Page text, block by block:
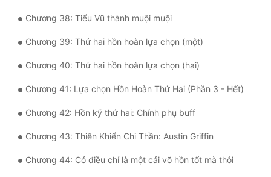
Điềm ĐạmChương 38: Tiểu Vũ thành muội muội
Chương 39: Thứ hai hồn hoàn lựa chọn (một)
Chương 40: Thứ hai hồn hoàn lựa chọn (hai)
Chương 41: Lựa chọn Hồn Hoàn Thứ Hai (Phần 3 - Hết)
Chương 42: Hồn kỹ thứ hai: Chính phụ buff
Chương 43: Thiên Khiển Chi Thần: Austin Griffin
Chương 44: Có điều chỉ là một cái võ hồn tốt mà thôi